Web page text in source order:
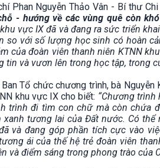
Phan Nguyễn Thảo Vân - Bí thư
- hướng về các vùng quê còn
vực IX đã và đang ra sức triển
so với số lượng học sinh có hoàn
của đoàn viên thanh niên KTNN
tin và vươn lên trong học tập, trong
Tổ chức chương trình, bà
khu vực IX cho biết: “Chương
trình đi tìm con chữ mà còn chứa
tương lai của Đất nước. Có thể
và đang góp phần tích cực vào
ái của thế hệ trẻ đoàn viên
và điểm sáng trong phong trào của